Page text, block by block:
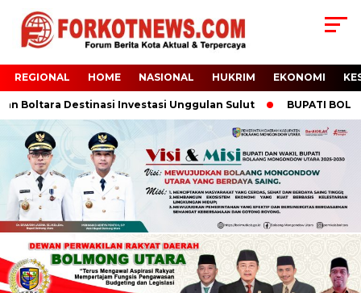
REGIONAL HOME NASIONAL HUKRIM EKONOMI
Destinasi Investasi Unggulan Sulut BUPATI BOLTARA